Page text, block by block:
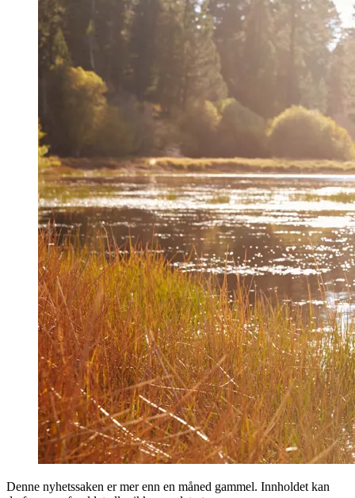
Denne nyhetssaken er mer enn en måned gammel. Innholdet kan